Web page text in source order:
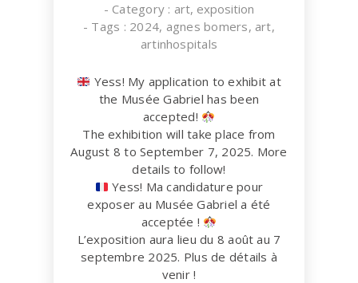
- Category : art, exposition
- Tags : 2024, agnes bomers, art,
artinhospitals
Yess! My application to exhibit at
the Musée Gabriel has been
accepted!
The exhibition will take place from
August 8 to September 7, 2025. More
details to follow!
Yess! Ma candidature pour
exposer au Musée Gabriel a été
acceptée !
L’exposition aura lieu du 8 août au 7
septembre 2025. Plus de détails à
venir !